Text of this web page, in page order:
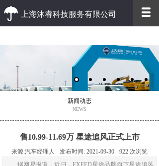
上海沐睿科技服务有限公司
优质的客户服务 高效的办事效率
新闻动态
NEWS
售10.99-11.69万 星途追风正式上市
来源:汽车经理人 发布时间: 2021-09-30 922 次浏览
据网易报道，近日，EXEED星途品牌旗下星途追风